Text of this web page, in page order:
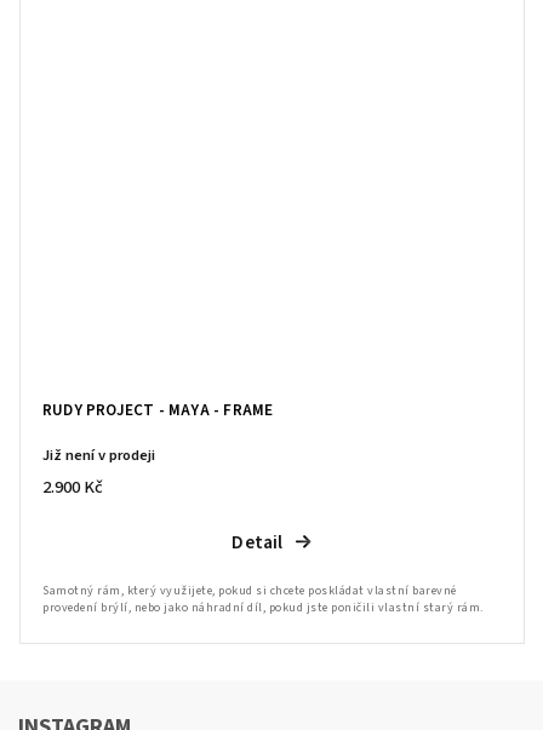
RUDY PROJECT - MAYA - FRAME
Již není v prodeji
2.900 Kč
Detail
Samotný rám, který využijete, pokud si chcete poskládat vlastní barevné